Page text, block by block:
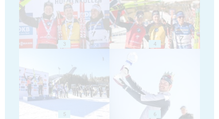
3 4
5 6